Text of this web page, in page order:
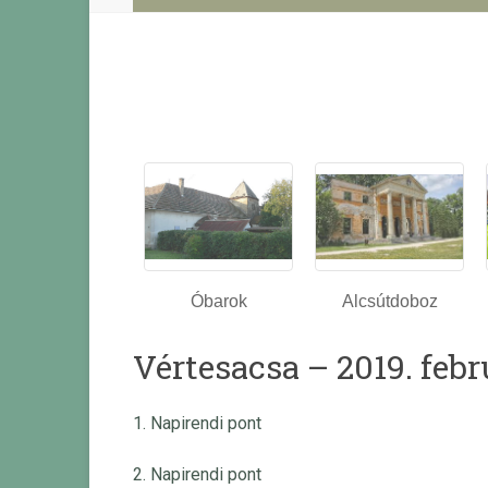
Óbarok Alcsútdoboz
Vértesacsa – 2019.
1. Napirendi pont
2. Napirendi pont